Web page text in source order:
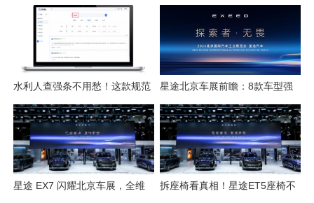
性方案解析
水利人查强条不用愁！这款规范
检索工具一键搞定
星途北京车展前瞻：8款车型强
势集结，开启3.0性能豪华探索
新姿态
星途 EX7 闪耀北京车展，全维
拆座椅看真相！星途ET5座椅不